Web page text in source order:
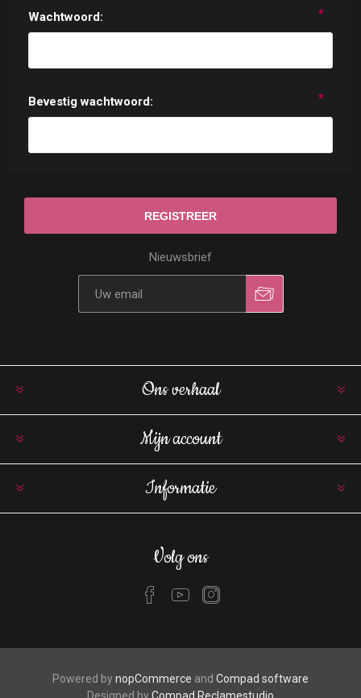
Wachtwoord: *
Bevestig wachtwoord: *
Nieuwsbrief
Ons verhaal
Mijn account
Informatie
Volg ons
Powered bynopCommerce and Compad software